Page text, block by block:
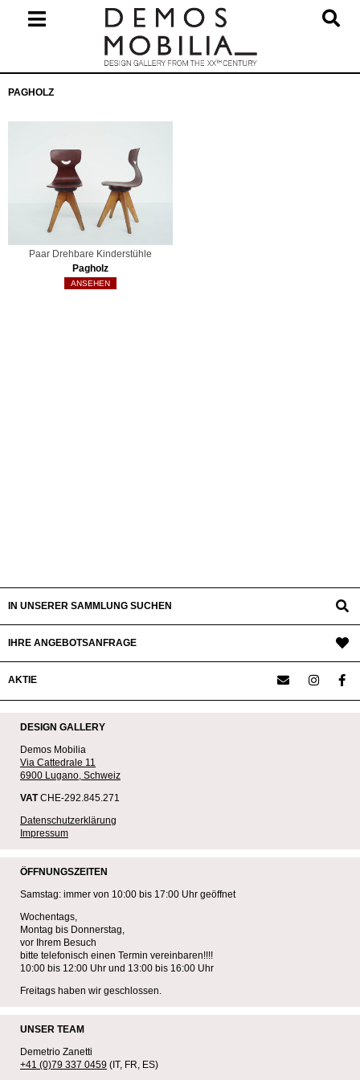
Navigation
PAGHOLZ
Paar Drehbare Kinderstühle
Pagholz
ANSEHEN
IN UNSERER SAMMLUNG SUCHEN
IHRE ANGEBOTSANFRAGE
AKTIE
DESIGN GALLERY
Demos Mobilia
Via Cattedrale 11
6900 Lugano, Schweiz
VATCHE-292.845.271
Datenschutzerklärung
Impressum
ÖFFNUNGSZEITEN
Samstag: immer von 10:00 bis 17:00 Uhr geöffnet
Wochentags,
Montag bis Donnerstag,
vor Ihrem Besuch
bitte telefonisch einen Termin vereinbaren!!!!
10:00 bis 12:00 Uhr und 13:00 bis 16:00 Uhr
Freitags haben wir geschlossen.
UNSER TEAM
Demetrio Zanetti
+41 (0)79 337 0459 (IT, FR, ES)